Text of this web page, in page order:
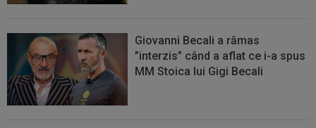
Giovanni Becali a rămas
”interzis” când a aflat ce i-a spus
MM Stoica lui Gigi Becali